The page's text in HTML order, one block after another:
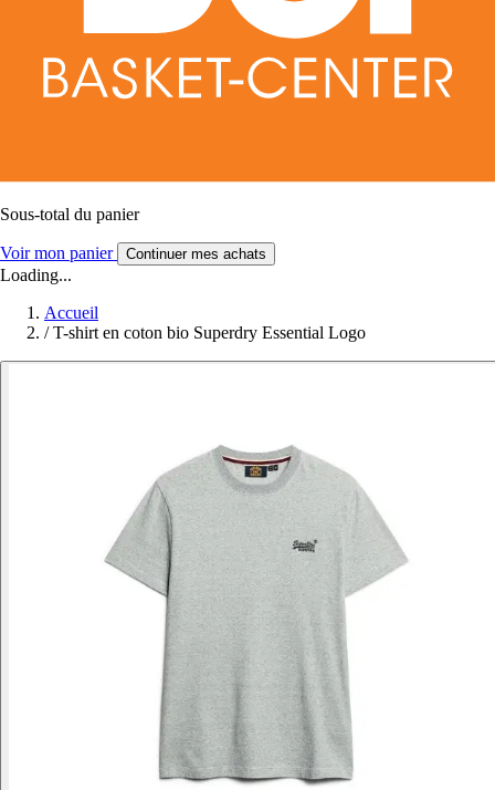
Sous-total du panier
Voir mon panier Continuer mes achats
Loading...
Accueil
/ T-shirt en coton bio Superdry Essential Logo